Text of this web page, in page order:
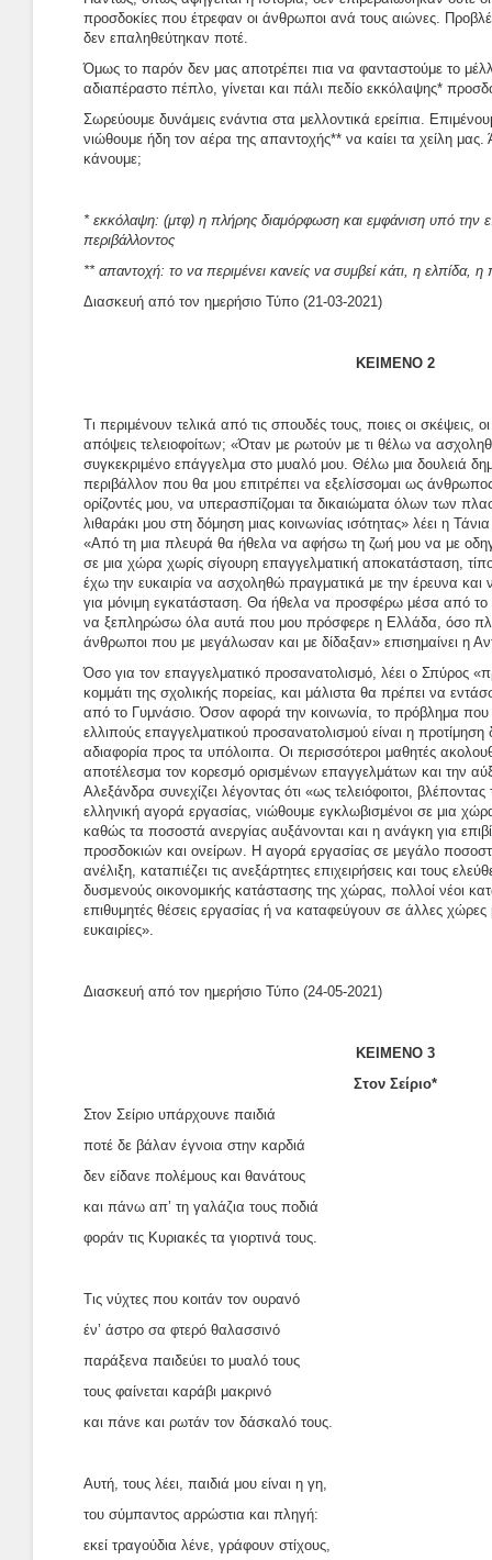
προσδοκίες που έτρεφαν οι άνθρωποι ανά τους αιώνες.
δεν επαληθεύτηκαν ποτέ.
Όμως το παρόν δεν μας αποτρέπει πια να φανταστούμε το
αδιαπέραστο πέπλο, γίνεται και πάλι πεδίο εκκόλαψης*
Σωρεύουμε δυνάμεις ενάντια στα μελλοντικά ερείπια.
νιώθουμε ήδη τον αέρα της απαντοχής** να καίει τα χείλη
κάνουμε;
* εκκόλαψη: (μτφ) η πλήρης διαμόρφωση και εμφάνιση υπό την
περιβάλλοντος
** απαντοχή: το να περιμένει κανείς να συμβεί κάτι, η ελπίδα, η
Διασκευή από τον ημερήσιο Τύπο (21-03-2021)
ΚΕΙΜΕΝΟ 2
Τι περιμένουν τελικά από τις σπουδές τους, ποιες οι σκέψεις,
απόψεις τελειοφοίτων; «Όταν με ρωτούν με τι θέλω να
συγκεκριμένο επάγγελμα στο μυαλό μου. Θέλω μια δουλειά
περιβάλλον που θα μου επιτρέπει να εξελίσσομαι ως
ορίζοντές μου, να υπερασπίζομαι τα δικαιώματα όλων των
λιθαράκι μου στη δόμηση μιας κοινωνίας ισότητας» λέει η
«Από τη μια πλευρά θα ήθελα να αφήσω τη ζωή μου να με
σε μια χώρα χωρίς σίγουρη επαγγελματική αποκατάσταση,
έχω την ευκαιρία να ασχοληθώ πραγματικά με την έρευνα και
για μόνιμη εγκατάσταση. Θα ήθελα να προσφέρω μέσα από το
να ξεπληρώσω όλα αυτά που μου πρόσφερε η Ελλάδα, όσο
άνθρωποι που με μεγάλωσαν και με δίδαξαν» επισημαίνει η
Όσο για τον επαγγελματικό προσανατολισμό, λέει ο Σπύρος
κομμάτι της σχολικής πορείας, και μάλιστα θα πρέπει να
από το Γυμνάσιο. Όσον αφορά την κοινωνία, το πρόβλημα που
ελλιπούς επαγγελματικού προσανατολισμού είναι η
αδιαφορία προς τα υπόλοιπα. Οι περισσότεροι μαθητές
αποτέλεσμα τον κορεσμό ορισμένων επαγγελμάτων και την
Αλεξάνδρα συνεχίζει λέγοντας ότι «ως τελειόφοιτοι,
ελληνική αγορά εργασίας, νιώθουμε εγκλωβισμένοι σε μια
καθώς τα ποσοστά ανεργίας αυξάνονται και η ανάγκη για
προσδοκιών και ονείρων. Η αγορά εργασίας σε μεγάλο
ανέλιξη, καταπιέζει τις ανεξάρτητες επιχειρήσεις και τους
δυσμενούς οικονομικής κατάστασης της χώρας, πολλοί νέοι
επιθυμητές θέσεις εργασίας ή να καταφεύγουν σε άλλες χώρες
ευκαιρίες».
Διασκευή από τον ημερήσιο Τύπο (24-05-2021)
ΚΕΙΜΕΝΟ 3
Στον Σείριο*
Στον Σείριο υπάρχουνε παιδιά
ποτέ δε βάλαν έγνοια στην καρδιά
δεν είδανε πολέμους και θανάτους
και πάνω απ’ τη γαλάζια τους ποδιά
φοράν τις Κυριακές τα γιορτινά τους.
Τις νύχτες που κοιτάν τον ουρανό
έν’ άστρο σα φτερό θαλασσινό
παράξενα παιδεύει το μυαλό τους
τους φαίνεται καράβι μακρινό
και πάνε και ρωτάν τον δάσκαλό τους.
Αυτή, τους λέει, παιδιά μου είναι η γη,
του σύμπαντος αρρώστια και πληγή:
εκεί τραγούδια λένε, γράφουν στίχους,